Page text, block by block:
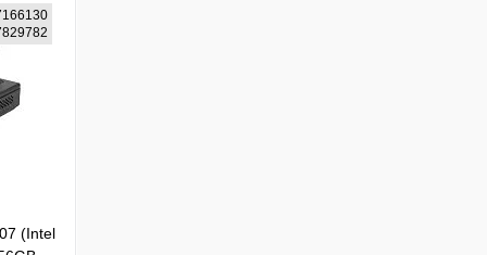
(Intel